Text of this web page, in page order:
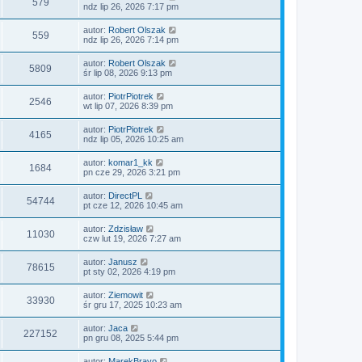
o
n
o
s
t
ł
o
n
n
i
p
o
s
t
579
d
ł
o
n
s
t
n
i
p
o
s
t
ndz lip 26, 2026 7:17 pm
559O
d
ł
o
n
O
s
t
n
i
p
o
s
t
autor: Robert Olszak
ndz lip 26, 2026 7:14 pm
5809
d
o
n
O
s
t
n
i
p
o
s
t
autor: Robert Olszak
śr lip 08, 2026 9:13 pm
2546
d
o
n
O
s
t
n
i
p
o
s
t
autor: PiotrPiotrek
wt lip 07, 2026 8:39 pm
4165
d
ł
o
n
O
s
t
n
i
p
o
s
t
autor: PiotrPiotrek
ndz lip 05, 2026 10:25 am
1684O
d
ł
o
n
O
s
t
n
i
p
o
s
t
autor: komar1_kk
pn cze 29, 2026 3:21 pm
54744O
d
ł
o
n
O
s
t
n
i
p
o
s
t
autor: DirectPL
pt cze 12, 2026 10:45 am
11030O
d
ł
o
n
O
s
t
n
i
p
o
s
t
autor: Zdzisław
czw lut 19, 2026 7:27 am
78615O
d
ł
o
O
s
t
n
i
p
o
s
t
autor: Janusz
pt sty 02, 2026 4:19 pm
33930O
d
O
s
t
n
i
autor: Ziemowit
śr gru 17, 2025 10:23 am
227152
d
O
s
autor: Jaca
pn gru 08, 2025 5:44 pm